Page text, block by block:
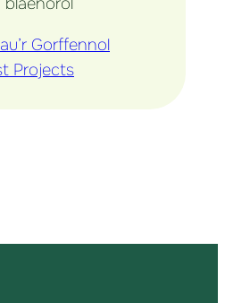
blaenorol
Gorffennol
Projects